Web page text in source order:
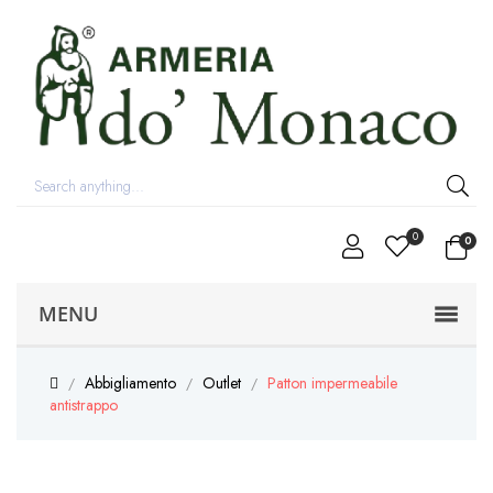
0 0
MENU
Abbigliamento Outlet
Patton impermeabile
antistrappo